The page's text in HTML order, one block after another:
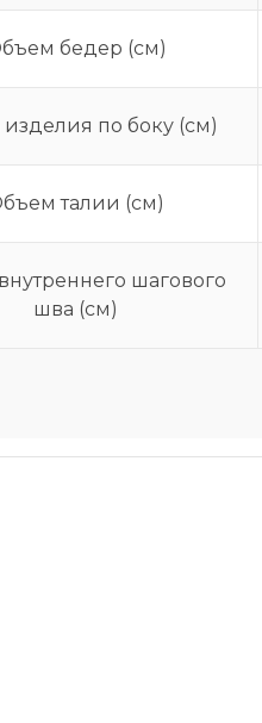
бедер (см)
по боку (см)
талии (см)
шагового
шва (см)